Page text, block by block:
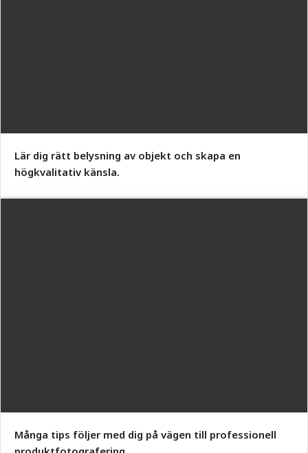
Lär dig rätt belysning av objekt och skapa en
högkvalitativ känsla.
Många tips följer med dig på vägen till professionell